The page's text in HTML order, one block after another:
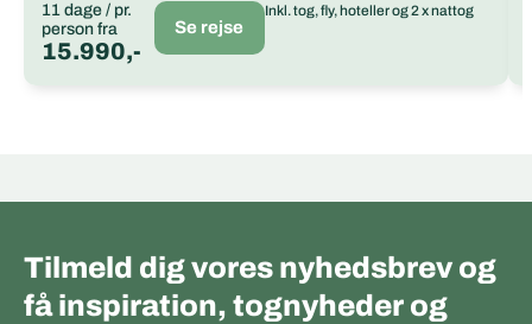
11 dage / pr.
person fra
15.990,-
Se rejse
Inkl. tog, fly, hoteller og 2 x nattog
Tilmeld dig vores nyhedsbrev og
få inspiration, tognyheder og